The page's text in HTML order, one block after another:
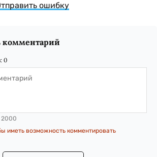
ошибку
комментарий
0
2000
иметь возможность комментировать